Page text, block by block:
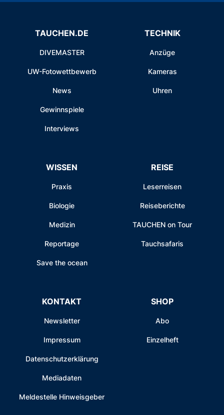
TAUCHEN.DE
DIVEMASTER
UW-Fotowettbewerb
News
Gewinnspiele
Interviews
TECHNIK
Anzüge
Kameras
Uhren
WISSEN
Praxis
Biologie
Medizin
Reportage
Save the ocean
REISE
Leserreisen
Reiseberichte
TAUCHEN on Tour
Tauchsafaris
KONTAKT
Newsletter
Impressum
Datenschutzerklärung
Mediadaten
Meldestelle Hinweisgeber
SHOP
Abo
Einzelheft